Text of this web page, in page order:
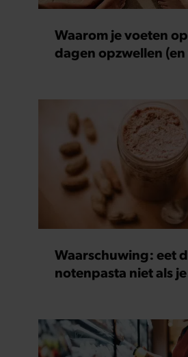
Waarom je voeten
dagen opzwellen
Waarschuwing: eet
notenpasta niet als je